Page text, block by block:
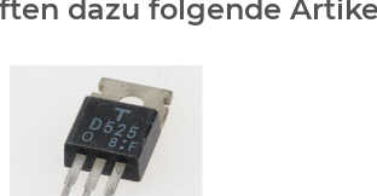
dazu folgende